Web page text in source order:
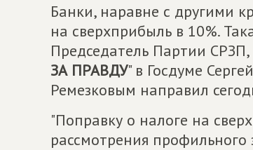
Банки, наравне с другими
на сверхприбыль в 10%.
Председатель Партии
ЗА ПРАВДУ" в Госдуме
Ремезковым направил
"Поправку о налоге на
рассмотрения